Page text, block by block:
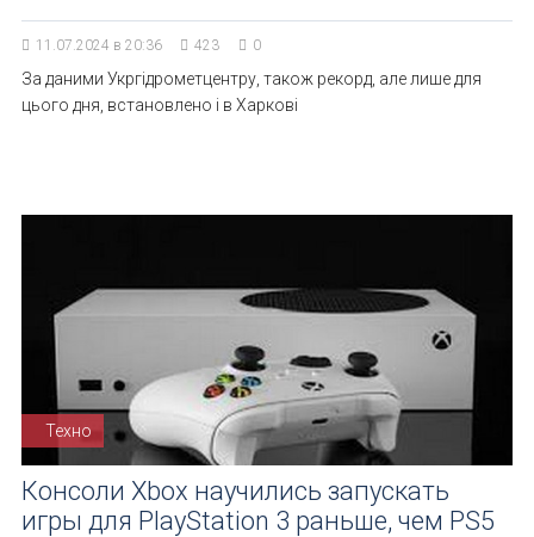
11.07.2024 в 20:36 423 0
За даними Укргідрометцентру, також рекорд, але лише для
цього дня, встановлено і в Харкові
Техно
Консоли Xbox научились запускать
игры для PlayStation 3 раньше, чем PS5